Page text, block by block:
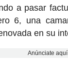
a pasar
6, una
en su
Anúnciate aquí